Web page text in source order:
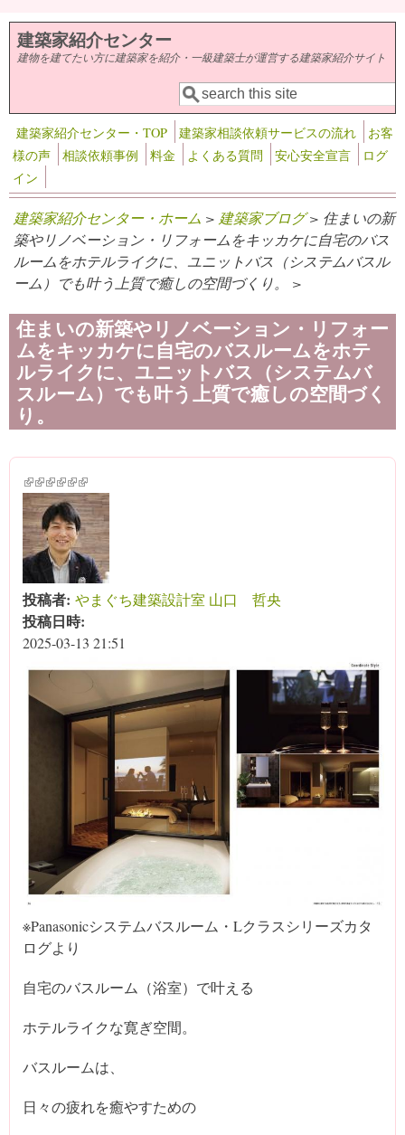
メインコンテンツに移動
建築家紹介センター
建物を建てたい方に建築家を紹介・一級建築士が運営する建築家紹介サイト
検索フォーム
検索
建築家紹介センター・TOP 建築家相談依頼サービスの流れ
お客
様の声
相談依頼事例 料金 よくある質問 安心安全宣言
ログ
イン
建築家紹介センター・ホーム > 建築家ブログ> 住まいの新
築やリノベーション・リフォームをキッカケに自宅のバス
ルームをホテルライクに、ユニットバス（システムバスル
ーム）でも叶う上質で癒しの空間づくり。 >
住まいの新築やリノベーション・リフォー
ムをキッカケに自宅のバスルームをホテ
ルライクに、ユニットバス（システムバ
スルーム）でも叶う上質で癒しの空間づく
り。
(link is external)
(link is external)
(link is external)
(link is external)
(link is external)
(link is external)
投稿者: やまぐち建築設計室 山口 哲央
投稿日時:
2025-03-13 21:51
※Panasonicシステムバスルーム・Lクラスシリーズカタ
ログより
自宅のバスルーム（浴室）で叶える
ホテルライクな寛ぎ空間。
バスルームは、
日々の疲れを癒やすための